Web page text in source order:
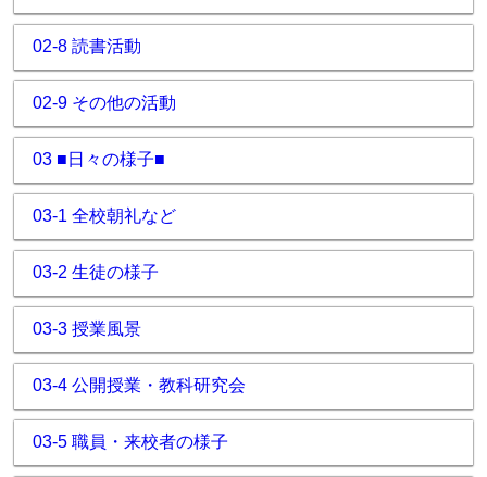
02-8 読書活動
02-9 その他の活動
03 ■日々の様子■
03-1 全校朝礼など
03-2 生徒の様子
03-3 授業風景
03-4 公開授業・教科研究会
03-5 職員・来校者の様子